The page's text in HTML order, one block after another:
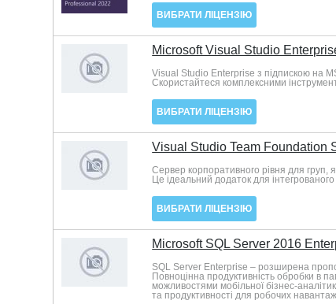
ВИБРАТИ ЛІЦЕНЗІЮ
Microsoft Visual Studio
Visual Studio Enterprise з підпискою на
Скористайтеся комплексними
ВИБРАТИ ЛІЦЕНЗІЮ
Visual Studio Team Foundation
Сервер корпоративного рівня для груп,
Це ідеальний додаток для
ВИБРАТИ ЛІЦЕНЗІЮ
Microsoft SQL Server 2016
SQL Server Enterprise – розширена
Повноцінна продуктивність обробки в
можливостями мобільної бізнес-
та продуктивності для робочих